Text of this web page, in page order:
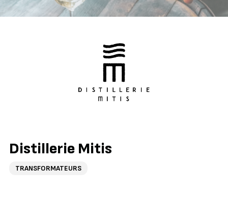
Distillerie Mitis
TRANSFORMATEURS